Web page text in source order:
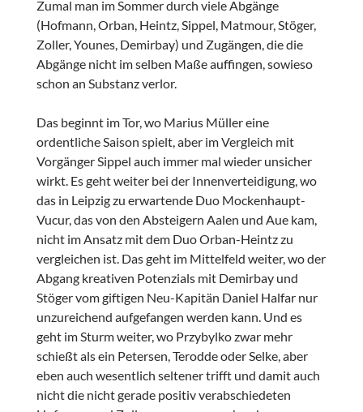
Zumal man im Sommer durch viele Abgänge
(Hofmann, Orban, Heintz, Sippel, Matmour, Stöger,
Zoller, Younes, Demirbay) und Zugängen, die die
Abgänge nicht im selben Maße auffingen, sowieso
schon an Substanz verlor.
Das beginnt im Tor, wo Marius Müller eine
ordentliche Saison spielt, aber im Vergleich mit
Vorgänger Sippel auch immer mal wieder unsicher
wirkt. Es geht weiter bei der Innenverteidigung, wo
das in Leipzig zu erwartende Duo Mockenhaupt-
Vucur, das von den Absteigern Aalen und Aue kam,
nicht im Ansatz mit dem Duo Orban-Heintz zu
vergleichen ist. Das geht im Mittelfeld weiter, wo der
Abgang kreativen Potenzials mit Demirbay und
Stöger vom giftigen Neu-Kapitän Daniel Halfar nur
unzureichend aufgefangen werden kann. Und es
geht im Sturm weiter, wo Przybylko zwar mehr
schießt als ein Petersen, Terodde oder Selke, aber
eben auch wesentlich seltener trifft und damit auch
nicht die nicht gerade positiv verabschiedeten